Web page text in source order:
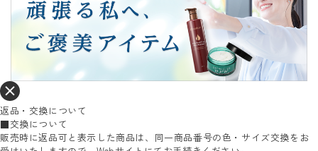
返品・交換について
■交換について
販売時に返品可と表示した商品は、同一商品番号の色・サイズ交換をお